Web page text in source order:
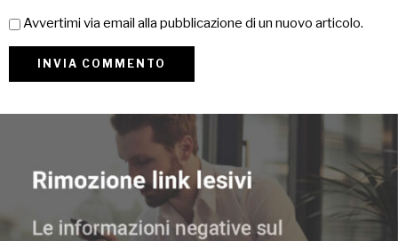
Avvertimi via email alla pubblicazione di un nuovo articolo.